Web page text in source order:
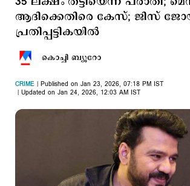
ആദിക്കെതിരെ കേസ്; ജിസ്
പ്രതിപ്പട്ടികയില്‍
കൊച്ചി ബ്യൂറോ
CRIME
Published on Jan 23, 2026, 07:18 PM IST
Updated on Jan 24, 2026, 12:03 AM IST